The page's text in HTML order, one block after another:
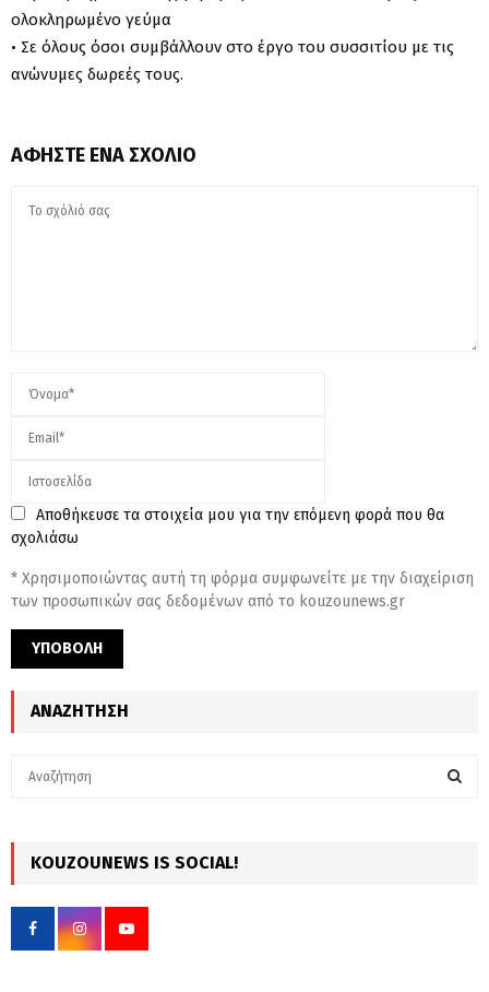
ολοκληρωμένο γεύμα
• Σε όλους όσοι συμβάλλουν στο έργο του συσσιτίου με τις
ανώνυμες δωρεές τους.
ΑΦΉΣΤΕ ΈΝΑ ΣΧΌΛΙΟ
Αποθήκευσε τα στοιχεία μου για την επόμενη φορά που θα
σχολιάσω
* Χρησιμοποιώντας αυτή τη φόρμα συμφωνείτε με την διαχείριση
των προσωπικών σας δεδομένων από το kouzounews.gr
ΑΝΑΖΉΤΗΣΗ
h
f
r
KOUZOUNEWS IS SOCIAL!